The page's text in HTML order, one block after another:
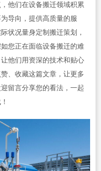
他们在设备搬迁领域积累
导向，提供高质量的服
状况量身定制搬迁策划，
您正在面临设备搬迁的难
他们用资深的技术和贴心
、收藏这篇文章，让更多
留言分享您的看法，一起